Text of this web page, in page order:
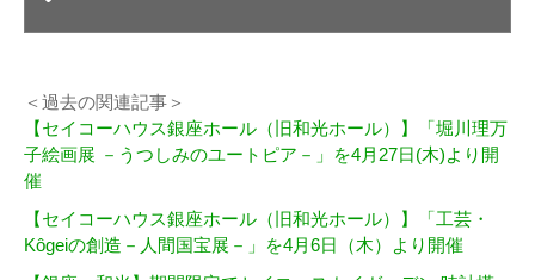
＜過去の関連記事＞
【セイコーハウス銀座ホール（旧和光ホール）】「堀川理万
子絵画展 －うつしみのユートピア－」を4月27日(木)より開
催
【セイコーハウス銀座ホール（旧和光ホール）】「工芸・
Kôgeiの創造－人間国宝展－」を4月6日（木）より開催